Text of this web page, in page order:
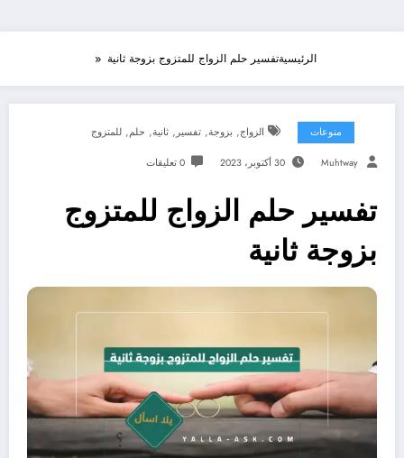
الرئيسيةتفسير حلم الزواج للمتزوج بزوجة ثانية
منوعات الزواج, بزوجة, تفسير , ثانية, حلم, للمتزوج
Muhtway 30 أكتوبر، 2023 0 تعليقات
تفسير حلم الزواج للمتزوج
بزوجة ثانية